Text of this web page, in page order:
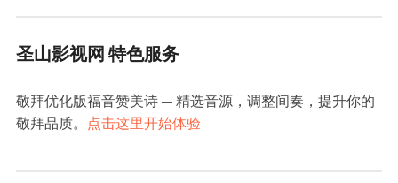
圣山影视网 特色服务
敬拜优化版福音赞美诗 — 精选音源，调整间奏，提升你的
敬拜品质。
点击这里开始体验